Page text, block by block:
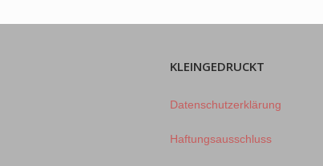
KLEINGEDRUCKT
Datenschutzerklärung
Haftungsausschluss